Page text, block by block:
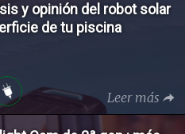
y opinión del robot solar
de tu piscina
Leer más